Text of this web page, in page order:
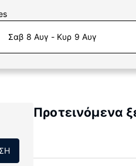
Σαβ 8 Αυγ - Κυρ 9 Αυγ
Προτεινόμενα